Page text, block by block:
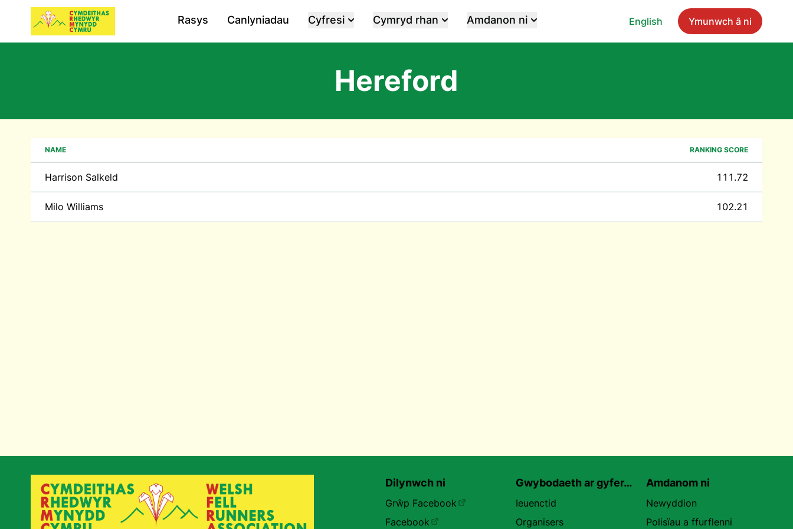
English Ymunwch â ni
Rasys Canlyniadau Cyfresi Cymryd rhan Amdanon ni
Hereford
NAME RANKING SCORE
Harrison Salkeld 111.72
Milo Williams 102.21
Dilynwch ni
Grŵp Facebook
Facebook
Gwybodaeth ar gyfer…
Ieuenctid
Organisers
Amdanom ni
Newyddion
Polisïau a ffurflenni